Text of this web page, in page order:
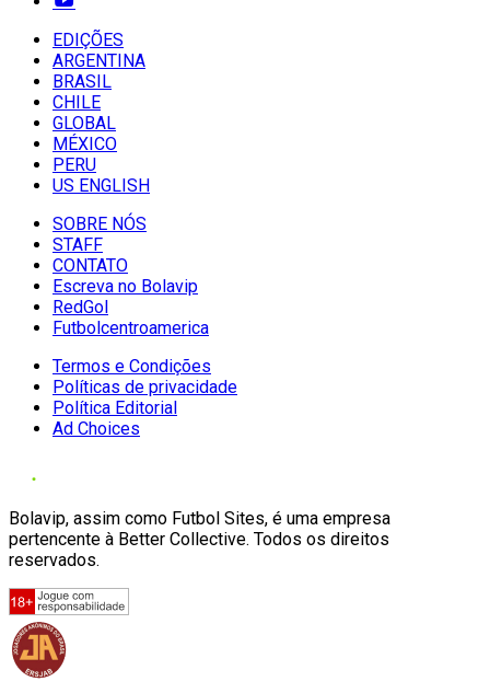
EDIÇÕES
ARGENTINA
BRASIL
CHILE
GLOBAL
MÉXICO
PERU
US ENGLISH
SOBRE NÓS
STAFF
CONTATO
Escreva no Bolavip
RedGol
Futbolcentroamerica
Termos e Condições
Políticas de privacidade
Política Editorial
Ad Choices
Bolavip, assim como Futbol Sites, é uma empresa
pertencente à Better Collective. Todos os direitos
reservados.